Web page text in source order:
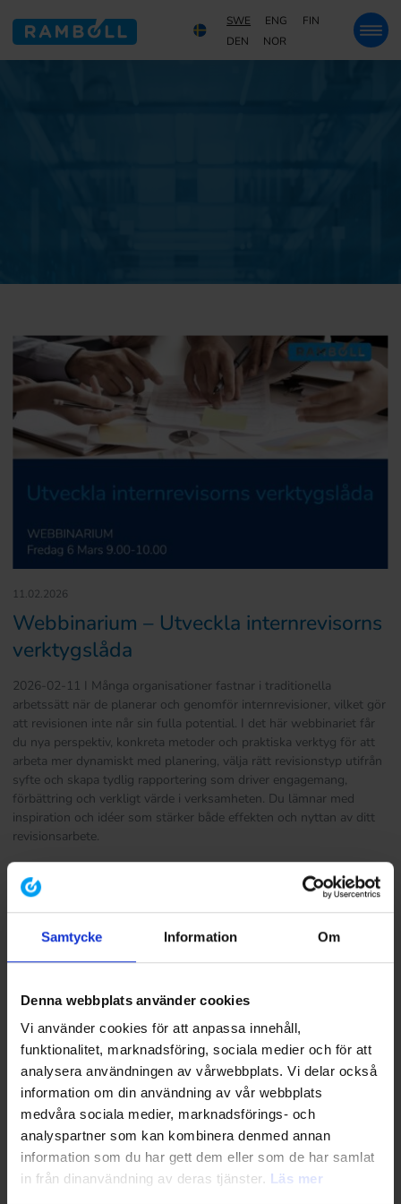
Samtycke Information Om
Denna webbplats använder cookies
Vi använder cookies för att anpassa innehåll,
funktionalitet, marknadsföring, sociala medier och för att
analysera användningen av vårwebbplats. Vi delar också
information om din användning av vår webbplats
medvåra sociala medier, marknadsförings- och
analyspartner som kan kombinera denmed annan
information som du har gett dem eller som de har samlat
in från dinanvändning av deras tjänster. Läs mer
SWE ENG
FIN
DEN
NOR
11.02.2026
Webbinarium – Utveckla internrevisorns
verktygslåda
2026-02-11 I Många organisationer fastnar i traditionella
arbetssätt när de planerar och genomför internrevisioner, vilket gör
att revisionen inte når sin fulla potential. I det här webbinariet får
du nya perspektiv, konkreta metoder och praktiska verktyg för att
arbeta mer dynamiskt med planering, välja rätt revisionstyp utifrån
syfte och skapa tydlig rapportering som driver engagemang,
förbättring och verkligt värde i verksamheten. Du lämnar med
inspiration och idéer som stärker både effekten och nyttan av ditt
revisionsarbete.